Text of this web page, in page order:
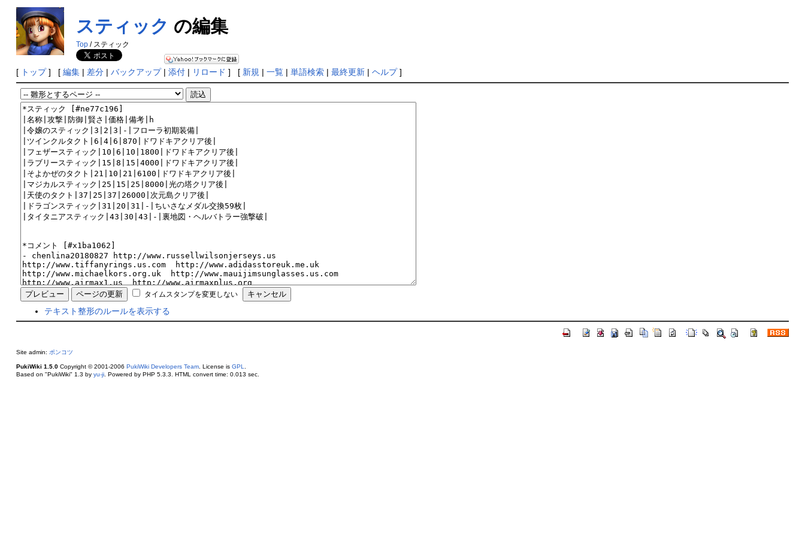
スティック の編集
Top/ スティック
[ トップ] [ 編集| 差分| バックアップ| 添付| リロード ] [ 新規 | 一覧| 単語検索| 最終更新| ヘルプ]
タイムスタンプを変更しない
テキスト整形のルールを表示する
Site admin: ポンコツ
PukiWiki 1.5.0Copyright © 2001-2006 PukiWiki Developers Team. License is GPL
Based on "PukiWiki" 1.3 by yu-ji. Powered by PHP 5.3.3. HTML convert time: 0.013 sec.